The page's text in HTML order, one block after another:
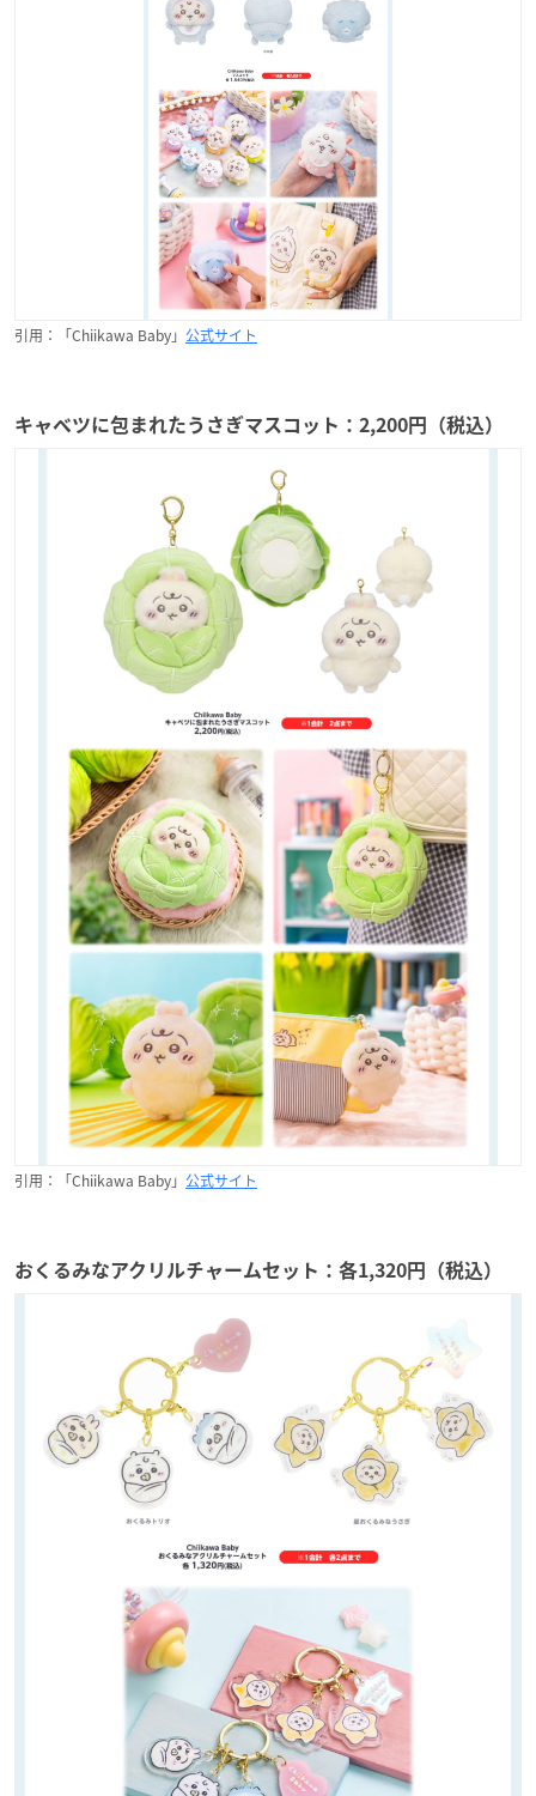
引用：「Chiikawa Baby」 公式サイト
キャベツに包まれたうさぎマスコット：2,200円（税込）
引用：「Chiikawa Baby」 公式サイト
おくるみなアクリルチャームセット：各1,320円（税込）